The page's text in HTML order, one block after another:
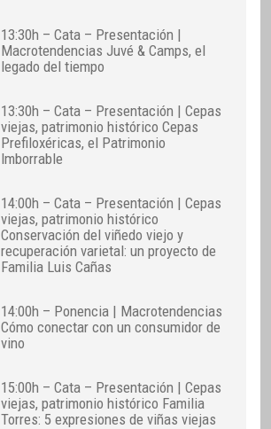
13:30h – Cata – Presentación |
Macrotendencias Juvé & Camps, el
legado del tiempo
13:30h – Cata – Presentación | Cepas
viejas, patrimonio histórico Cepas
Prefiloxéricas, el Patrimonio
Imborrable
14:00h – Cata – Presentación | Cepas
viejas, patrimonio histórico
Conservación del viñedo viejo y
recuperación varietal: un proyecto de
Familia Luis Cañas
14:00h – Ponencia | Macrotendencias
Cómo conectar con un consumidor de
vino
15:00h – Cata – Presentación | Cepas
viejas, patrimonio histórico Familia
Torres: 5 expresiones de viñas viejas